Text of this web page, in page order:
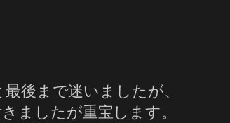
後まで迷いましたが、
ましたが重宝します。